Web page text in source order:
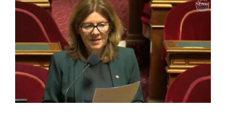
Question Orale et réponse :
SOUTIEN À LA MYTILICULTURE ET
LUTTE CONTRE LA PRÉDATION
Ille-et-Vilaine Question Question orale Vidéos